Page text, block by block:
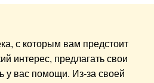
с которым вам предстоит
интерес, предлагать свои
у вас помощи. Из-за своей